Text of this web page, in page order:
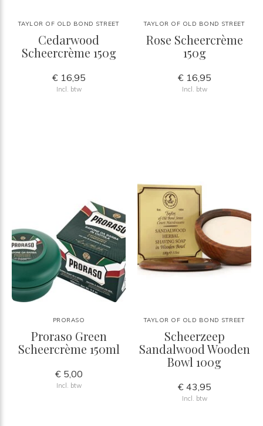
TAYLOR OF OLD BOND STREET
Cedarwood
Scheercrème 150g
€ 16,95
Incl. btw
TAYLOR OF OLD BOND STREET
Rose Scheercrème
150g
€ 16,95
Incl. btw
PRORASO
Proraso Green
Scheercrème 150ml
€ 5,00
Incl. btw
TAYLOR OF OLD BOND STREET
Scheerzeep
Sandalwood Wooden
Bowl 100g
€ 43,95
Incl. btw